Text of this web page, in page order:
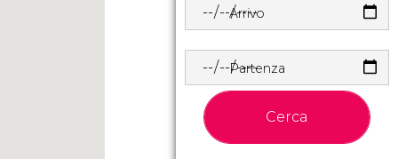
Arrivo
Partenza
Cerca